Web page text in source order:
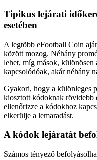
Tipikus lejárati
esetében
A legtöbb eFootball Coin
között mozog. Néhány
lehet, míg mások,
kapcsolódóak, akár néhány
Gyakori, hogy a különleges
kiosztott kódoknak
ellenőrizze a kódokhoz
elkerülje a lemaradást.
A kódok lejáratát
Számos tényező